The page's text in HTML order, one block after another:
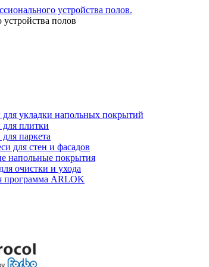
полов
укладки напольных покрытий
плитки
паркета
для стен и фасадов
напольные покрытия
очистки и ухода
программа ARLOK